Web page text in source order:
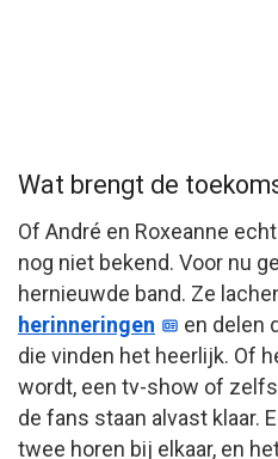
Wat brengt de
Of André en Roxeanne
nog niet bekend. Voor nu
hernieuwde band. Ze
herinneringen
en delen
die vinden het heerlijk. Of
wordt, een tv-show of
de fans staan alvast klaar.
twee horen bij elkaar, en